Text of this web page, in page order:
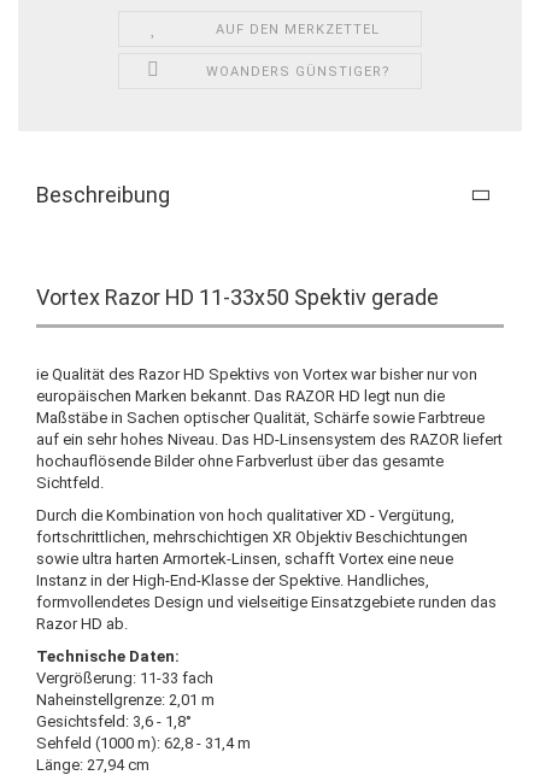
AUF DEN MERKZETTEL
WOANDERS GÜNSTIGER?
Beschreibung
Vortex Razor HD 11-33x50 Spektiv gerade
ie Qualität des Razor HD Spektivs von Vortex war bisher nur von
europäischen Marken bekannt. Das RAZOR HD legt nun die
Maßstäbe in Sachen optischer Qualität, Schärfe sowie Farbtreue
auf ein sehr hohes Niveau. Das HD-Linsensystem des RAZOR liefert
hochauflösende Bilder ohne Farbverlust über das gesamte
Sichtfeld.
Durch die Kombination von hoch qualitativer XD - Vergütung,
fortschrittlichen, mehrschichtigen XR Objektiv Beschichtungen
sowie ultra harten Armortek-Linsen, schafft Vortex eine neue
Instanz in der High-End-Klasse der Spektive. Handliches,
formvollendetes Design und vielseitige Einsatzgebiete runden das
Razor HD ab.
Technische Daten:
Vergrößerung: 11-33 fach
Naheinstellgrenze: 2,01 m
Gesichtsfeld: 3,6 - 1,8°
Sehfeld (1000 m): 62,8 - 31,4 m
Länge: 27,94 cm